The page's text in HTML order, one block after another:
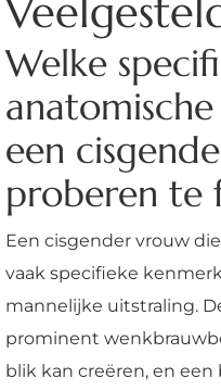
Welke
een
proberen te
Een cisgender vrouw
vaak specifieke
mannelijke uitstraling.
prominent
blik kan creëren, en